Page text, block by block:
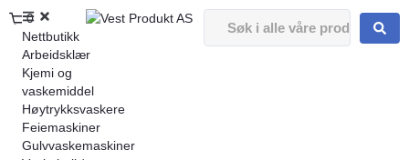
0
Nettbutikk
Arbeidsklær
Kjemi og
vaskemiddel
Høytrykksvaskere
Feiemaskiner
Gulvvaskemaskiner